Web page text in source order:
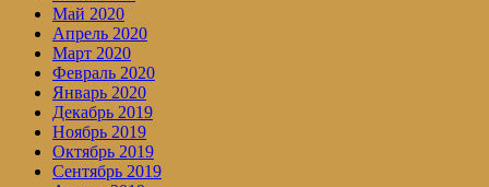
Май 2020
Апрель 2020
Март 2020
Февраль 2020
Январь 2020
Декабрь 2019
Ноябрь 2019
Октябрь 2019
Сентябрь 2019